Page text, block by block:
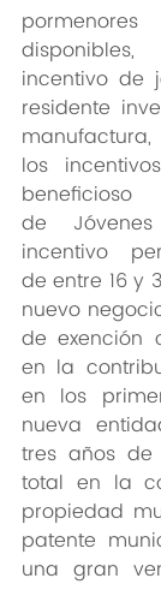
incentivo de
residente
los
de Jóvenes
incentivo
de entre 16 y
nuevo
de exención
en la
en los
nueva
tres años de
total en la
propiedad
patente
una gran